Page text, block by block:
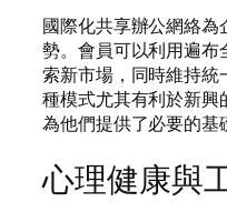
國際化共享辦公網絡
勢。會員可以利用遍
索新市場，同時維持
種模式尤其有利於新興
為他們提供了必要的基
心理健康與